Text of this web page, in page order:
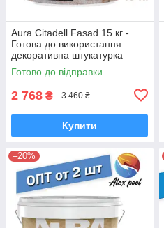
Aura Citadell Fasad 15 кг -
Готова до використання
декоративна штукатурка
Готово до відправки
2 768 ₴ 3 460 ₴
Купити
–20%